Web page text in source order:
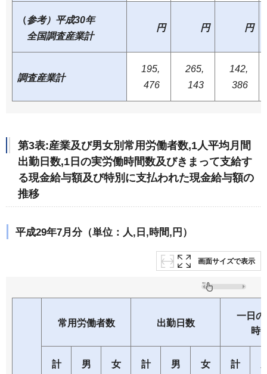
（参考）平成30年
全国調査産業計
円 円 円
調査産業計
195,
476
265,
143
142,
386
第3表:産業及び男女別常用労働者数,1人平均月間
出勤日数,1日の実労働時間数及びきまって支給す
る現金給与額及び特別に支払われた現金給与額の
推移
平成29年7月分（単位：人,日,時間,円）
画面サイズで表示
常用労働者数 出勤日数
一日
時
計 男 女 計 男 女 計